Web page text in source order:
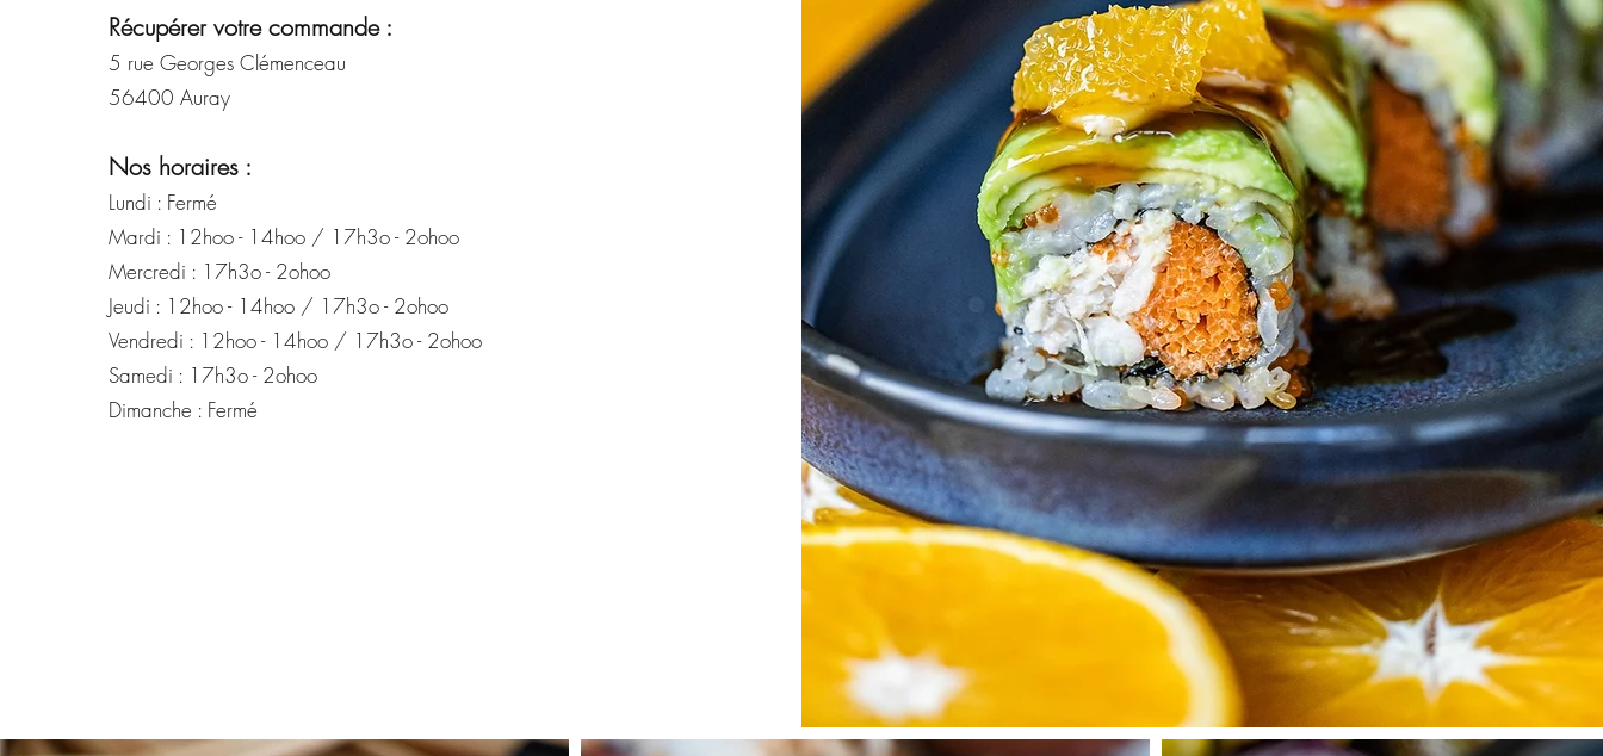
Récupérer votre commande :
5 rue Georges Clémenceau
56400 Auray
Nos horaires :
Lundi : Fermé
Mardi : 12hoo - 14hoo / 17h3o - 2ohoo
Mercredi : 17h3o - 2ohoo
Jeudi : 12hoo - 14hoo / 17h3o - 2ohoo
Vendredi : 12hoo - 14hoo / 17h3o - 2ohoo
Samedi : 17h3o - 2ohoo
Dimanche : Fermé